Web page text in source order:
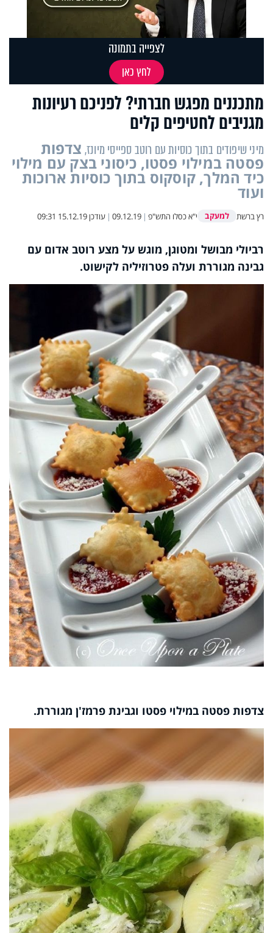
מתכננים מפגש חברתי? לפניכם רעיונות
מגניבים לחטיפים קלים
מיני שיפודים בתוך כוסיות עם רוטב ספייסי מיונז, צדפות
פסטה במילוי פסטו, כיסוני בצק עם מילוי
כיד המלך, קוסקוס בתוך כוסיות ארוכות
ועוד
רץ ברשת למעקב י"א כסלו התש"פ |
09.12.19
| עודכן15.12.19 09:31
לצפייה בתמונה
לחץ כאן
רביולי מבושל ומטוגן, מוגש על מצע רוטב אדום עם
גבינה מגוררת ועלה פטרוזיליה לקישוט.
צדפות פסטה במילוי פסטו וגבינת פרמז'ן מגוררת.